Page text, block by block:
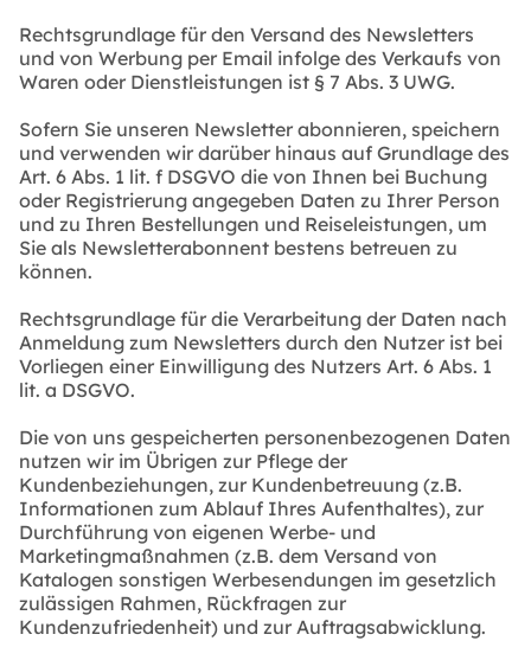
Rechtsgrundlage für den Versand des Newsletters
und von Werbung per Email infolge des Verkaufs von
Waren oder Dienstleistungen ist § 7 Abs. 3 UWG.
Sofern Sie unseren Newsletter abonnieren, speichern
und verwenden wir darüber hinaus auf Grundlage des
Art. 6 Abs. 1 lit. f DSGVO die von Ihnen bei Buchung
oder Registrierung angegeben Daten zu Ihrer Person
und zu Ihren Bestellungen und Reiseleistungen, um
Sie als Newsletterabonnent bestens betreuen zu
können.
Rechtsgrundlage für die Verarbeitung der Daten nach
Anmeldung zum Newsletters durch den Nutzer ist bei
Vorliegen einer Einwilligung des Nutzers Art. 6 Abs. 1
lit. a DSGVO.
Die von uns gespeicherten personenbezogenen Daten
nutzen wir im Übrigen zur Pflege der
Kundenbeziehungen, zur Kundenbetreuung (z.B.
Informationen zum Ablauf Ihres Aufenthaltes), zur
Durchführung von eigenen Werbe- und
Marketingmaßnahmen (z.B. dem Versand von
Katalogen sonstigen Werbesendungen im gesetzlich
zulässigen Rahmen, Rückfragen zur
Kundenzufriedenheit) und zur Auftragsabwicklung.